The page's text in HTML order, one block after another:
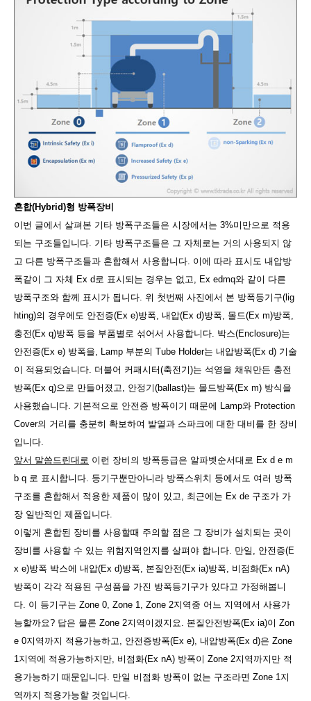
혼합(Hybrid)형 방폭장비
이번 글에서 살펴본 기타 방폭구조들은 시장에서는 3%미만으로 적용
되는 구조들입니다. 기타 방폭구조들은 그 자체로는 거의 사용되지 않
고 다른 방폭구조들과 혼합해서 사용합니다. 이에 따라 표시도 내압방
폭같이 그 자체 Ex d로 표시되는 경우는 없고, Ex edmq와 같이 다른
방폭구조와 함께 표시가 됩니다. 위 첫번째 사진에서 본 방폭등기구(lig
hting)의 경우에도 안전증(Ex e)방폭, 내압(Ex d)방폭, 몰드(Ex m)방폭,
충전(Ex q)방폭 등을 부품별로 섞어서 사용합니다. 박스(Enclosure)는
안전증(Ex e) 방폭을, Lamp 부분의 Tube Holder는 내압방폭(Ex d) 기술
이 적용되었습니다. 더불어 커패시터(축전기)는 석영을 채워만든 충전
방폭(Ex q)으로 만들어졌고, 안정기(ballast)는 몰드방폭(Ex m) 방식을
사용했습니다. 기본적으로 안전증 방폭이기 때문에 Lamp와 Protection
Cover의 거리를 충분히 확보하여 발열과 스파크에 대한 대비를 한 장비
입니다.
앞서 말씀드린대로 이런 장비의 방폭등급은 알파벳순서대로 Ex d e m
b q 로 표시합니다. 등기구뿐만아니라 방폭스위치 등에서도 여러 방폭
구조를 혼합해서 적용한 제품이 많이 있고, 최근에는 Ex de 구조가 가
장 일반적인 제품입니다.
이렇게 혼합된 장비를 사용할때 주의할 점은 그 장비가 설치되는 곳이
장비를 사용할 수 있는 위험지역인지를 살펴야 합니다. 만일, 안전증(E
x e)방폭 박스에 내압(Ex d)방폭, 본질안전(Ex ia)방폭, 비점화(Ex nA)
방폭이 각각 적용된 구성품을 가진 방폭등기구가 있다고 가정해봅니
다. 이 등기구는 Zone 0, Zone 1, Zone 2지역중 어느 지역에서 사용가
능할까요? 답은 물론 Zone 2지역이겠지요. 본질안전방폭(Ex ia)이 Zon
e 0지역까지 적용가능하고, 안전증방폭(Ex e), 내압방폭(Ex d)은 Zone
1지역에 적용가능하지만, 비점화(Ex nA) 방폭이 Zone 2지역까지만 적
용가능하기 때문입니다. 만일 비점화 방폭이 없는 구조라면 Zone 1지
역까지 적용가능할 것입니다.